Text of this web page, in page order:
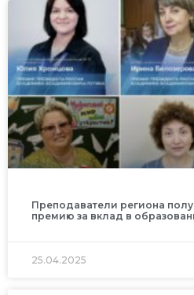
Преподаватели региона
премию за вклад в
25.04.2025